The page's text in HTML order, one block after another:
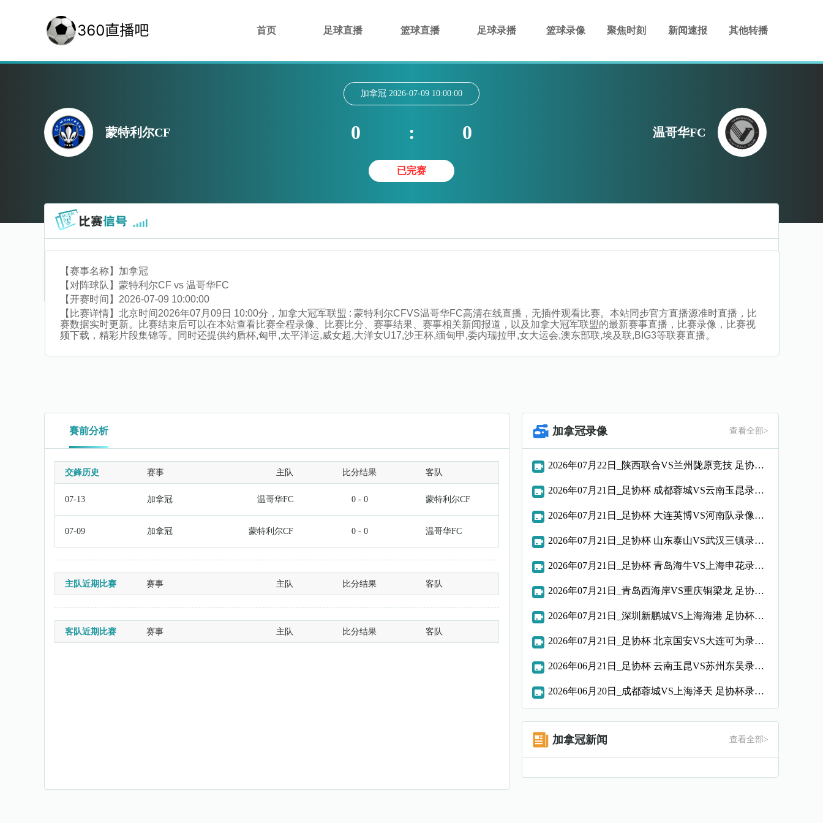
首页 足球直播 篮球直播 足球录播 篮球录像 聚焦时刻 新闻速报 其他转播
蒙特利尔CF
加拿冠 2026-07-09 10:00:00
0 : 0
已完赛
温哥华FC
【赛事名称】 加拿冠
【对阵球队】 蒙特利尔CF vs 温哥华FC
【开赛时间】 2026-07-09 10:00:00
【比赛详情】 北京时间2026年07月09日 10:00分，加拿大冠军联盟 : 蒙特利尔CFVS温哥华FC高清在线直播，无插件观看比赛。本站同步官方直播源准时直播，比
赛数据实时更新。比赛结束后可以在本站查看比赛全程录像、比赛比分、赛事结果、赛事相关新闻报道，以及加拿大冠军联盟的最新赛事直播，比赛录像，比赛视
频下载，精彩片段集锦等。同时还提供约盾杯,匈甲,太平洋运,威女超,大洋女U17,沙王杯,缅甸甲,委内瑞拉甲,女大运会,澳东部联,埃及联,BIG3等联赛直播。
賽前分析
交鋒历史 赛事 主队 比分结果 客队
07-13 加拿冠 温哥华FC 0 - 0 蒙特利尔CF
07-09 加拿冠 蒙特利尔CF 0 - 0 温哥华FC
主队近期比赛 赛事 主队 比分结果 客队
客队近期比赛 赛事 主队 比分结果 客队
加拿冠录像 查看全部>
2026年07月22日_陕西联合VS兰州陇原竞技 足协杯录像_全场录像【高清回放】
2026年07月21日_足协杯 成都蓉城VS云南玉昆录像_全场录像【高清回放】
2026年07月21日_足协杯 大连英博VS河南队录像_全场录像【全场回放】
2026年07月21日_足协杯 山东泰山VS武汉三镇录像_全场录像【全场回放】
2026年07月21日_足协杯 青岛海牛VS上海申花录像_全场录像【全场回放】
2026年07月21日_青岛西海岸VS重庆铜梁龙 足协杯录像_高清录像【全场回放】
2026年07月21日_深圳新鹏城VS上海海港 足协杯录像_全场录像【视频集锦】
2026年07月21日_足协杯 北京国安VS大连可为录像_全场录像【全场回放】
2026年06月21日_足协杯 云南玉昆VS苏州东吴录像_全场录像【高清回放】
2026年06月20日_成都蓉城VS上海泽天 足协杯录像_全场录像【高清回放】
加拿冠新闻 查看全部>